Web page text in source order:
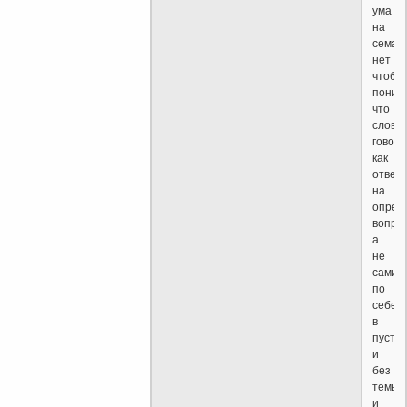
ума
на
семак
нет
чтобы
что
слова
как
ответ
на
а
не
сами
по
себе
в
и
без
темы
и